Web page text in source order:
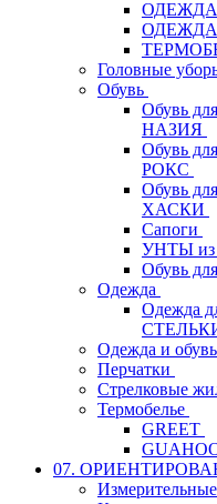
Головные
Обувь
Обувь
НАЗИЯ
Обувь
РОКС
Обувь
ХАСКИ
Сапоги
УНТЫ из
Обувь
Одежда
Одежда
Одежда и
Перчатки
Стрелковые
Термобелье
GREET
07.